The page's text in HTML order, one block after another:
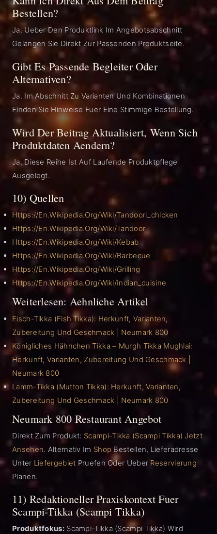
Bestellen?
Ja. Ueber Den Produktlink Im Angebotsabschnitt
Gelangen Sie Direkt Zur Passenden Produktseite.
Gibt Es Passende Begleiter Oder
Alternativen?
Ja. Im Abschnitt Zu Varianten Und Kombinationen
Finden Sie Hinweise Fuer Eine Stimmige Bestellung.
Wird Der Beitrag Aktualisiert, Wenn Sich
Produktdaten Aendern?
Ja. Diese Reihe Ist Auf Laufende Produktpflege
Ausgelegt.
10) Quellen
Https://en.wikipedia.org/wiki/Tandoori_chicken
Https://en.wikipedia.org/wiki/Tandoor
Https://en.wikipedia.org/wiki/Kebab
Https://en.wikipedia.org/wiki/Barbecue
Https://en.wikipedia.org/wiki/Grilling
Https://en.wikipedia.org/wiki/Indian_cuisine
Weiterlesen: Aehnliche Artikel
Fisch-Tikka (Fish Tikka): Herkunft, Varianten,
Zubereitung Und Geschmack | Neumark 800
Königliches Hähnchen Tikka – Murgh Tikka Mughlai:
Herkunft, Varianten, Zubereitung Und Geschmack |
Neumark 800
Lamm-Tikka (Mutton Tikka): Herkunft, Varianten,
Zubereitung Und Geschmack | Neumark 800
Neumark 800 Restaurant Angebot
Direkt Zum Produkt: Scampi-Tikka (Scampi Tikka) Jetzt
Ansehen. Alternativ Im Shop Bestellen, Lieferadresse
Unter Liefergebiet Pruefen Oder Ueber Reservierung
Planen.
11) Redaktioneller Praxiskontext Fuer
Scampi-Tikka (Scampi Tikka)
Produktfokus:Scampi-Tikka (Scampi Tikka) Wird